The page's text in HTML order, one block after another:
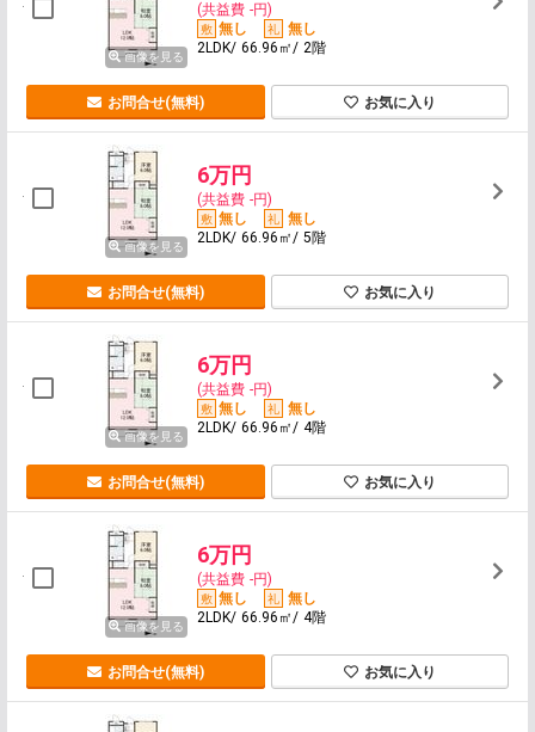
画像を見る
(共益費 -円)
無し
無し
2LDK/ 66.96㎡/ 2階
お問合せ(無料) お気に入り
画像を見る
6万円
(共益費 -円)
無し
無し
2LDK/ 66.96㎡/ 5階
お問合せ(無料) お気に入り
画像を見る
6万円
(共益費 -円)
無し
無し
2LDK/ 66.96㎡/ 4階
お問合せ(無料) お気に入り
画像を見る
6万円
(共益費 -円)
無し
無し
2LDK/ 66.96㎡/ 4階
お問合せ(無料) お気に入り